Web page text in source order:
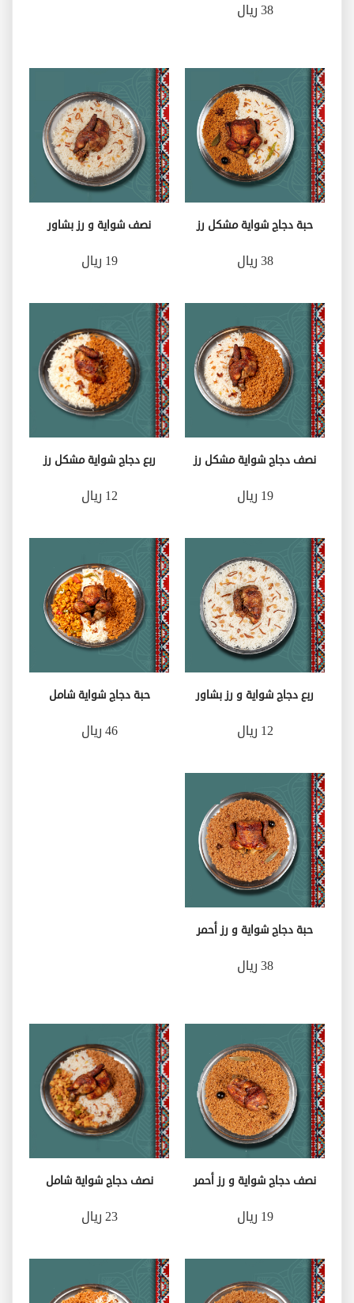
38 ريال
حبة دجاج شواية مشكل رز
38 ريال
نصف شواية و رز بشاور
19 ريال
نصف دجاج شواية مشكل رز
19 ريال
ربع دجاج شواية مشكل رز
12 ريال
ربع دجاج شواية و رز بشاور
12 ريال
حبة دجاج شواية شامل
46 ريال
حبة دجاج شواية و رز أحمر
38 ريال
نصف دجاج شواية و رز أحمر
19 ريال
نصف دجاج شواية شامل
23 ريال